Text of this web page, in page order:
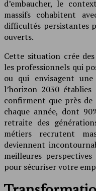
d’embaucher, le
massifs cohabitent
difficultés persistantes
ouverts.
Cette situation crée
les professionnels qui
ou qui envisagent
l’horizon 2030
confirment que près
chaque année, dont
retraite des
métiers recrutent
deviennent
meilleures
pour sécuriser votre